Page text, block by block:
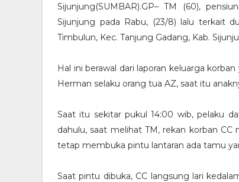
Sijunjung(SUMBAR).GP– TM (60),
Sijunjung pada Rabu, (23/8) lalu terkait
Timbulun, Kec. Tanjung Gadang, Kab.
Hal ini berawal dari laporan keluarga
Herman selaku orang tua AZ, saat itu
Saat itu sekitar pukul 14:00 wib, pelaku
dahulu, saat melihat TM, rekan korban
tetap membuka pintu lantaran ada tamu
Saat pintu dibuka, CC langsung lari